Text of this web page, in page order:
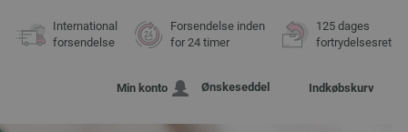
International
forsendelse
Forsendelse inden
for 24 timer
125 dages
fortrydelsesret
Min konto Ønskeseddel Indkøbskurv